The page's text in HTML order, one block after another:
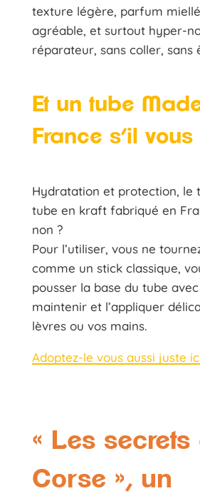
texture légère, parfum
agréable, et surtout hyper-
réparateur, sans coller, sans
Et un tube
France s’il
Hydratation et protection, le
tube en kraft fabriqué en
non ?
Pour l’utiliser, vous ne
comme un stick classique,
pousser la base du tube
maintenir et l’appliquer
lèvres ou vos mains.
Adoptez-le vous aussi juste
« Les
Corse », un